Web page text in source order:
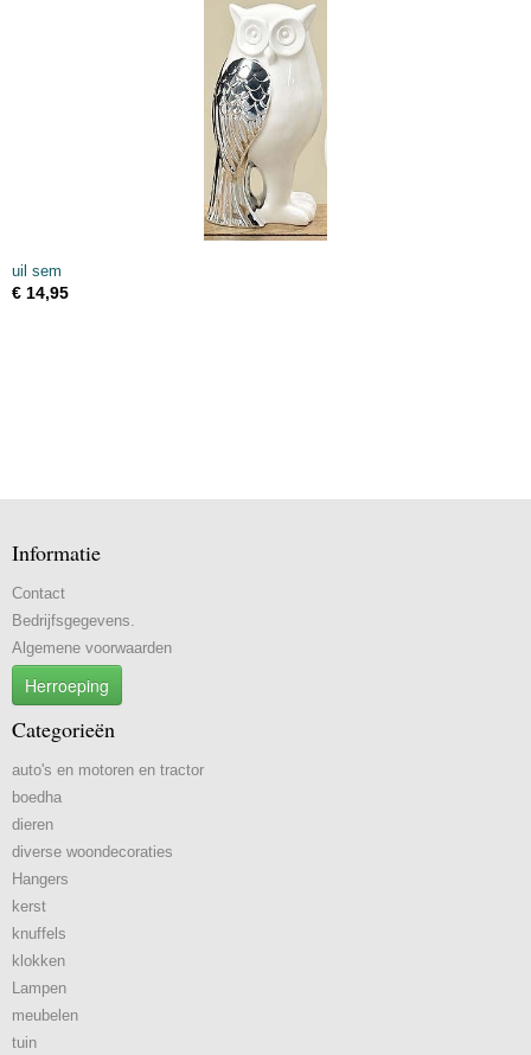
uil sem
€ 14,95
Informatie
Contact
Bedrijfsgegevens.
Algemene voorwaarden
Herroeping
Categorieën
auto's en motoren en tractor
boedha
dieren
diverse woondecoraties
Hangers
kerst
knuffels
klokken
Lampen
meubelen
tuin